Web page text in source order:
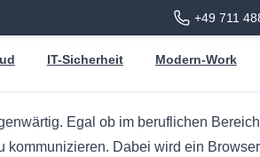
+49 711
IT-Sicherheit Modern-Work
Egal ob im beruflichen
Dabei wird ein